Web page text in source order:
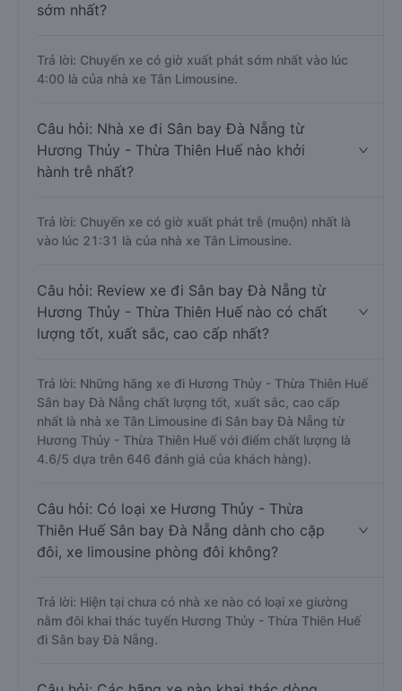
sớm nhất?
Trả lời: Chuyến xe có giờ xuất phát sớm nhất vào lúc
4:00 là của nhà xe Tân Limousine.
Câu hỏi: Nhà xe đi Sân bay Đà Nẵng từ
Hương Thủy - Thừa Thiên Huế nào khởi
hành trễ nhất?
Trả lời: Chuyến xe có giờ xuất phát trễ (muộn) nhất là
vào lúc 21:31 là của nhà xe Tân Limousine.
Câu hỏi: Review xe đi Sân bay Đà Nẵng từ
Hương Thủy - Thừa Thiên Huế nào có chất
lượng tốt, xuất sắc, cao cấp nhất?
Trả lời: Những hãng xe đi Hương Thủy - Thừa Thiên Huế
Sân bay Đà Nẵng chất lượng tốt, xuất sắc, cao cấp
nhất là nhà xe Tân Limousine đi Sân bay Đà Nẵng từ
Hương Thủy - Thừa Thiên Huế với điểm chất lượng là
4.6/5 dựa trên 646 đánh giá của khách hàng).
Câu hỏi: Có loại xe Hương Thủy - Thừa
Thiên Huế Sân bay Đà Nẵng dành cho cặp
đôi, xe limousine phòng đôi không?
Trả lời: Hiện tại chưa có nhà xe nào có loại xe giường
nằm đôi khai thác tuyến Hương Thủy - Thừa Thiên Huế
đi Sân bay Đà Nẵng.